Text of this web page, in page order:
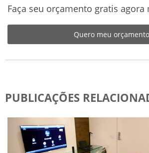
Faça seu orçamento gratis agora
Quero meu orçamento
PUBLICAÇÕES